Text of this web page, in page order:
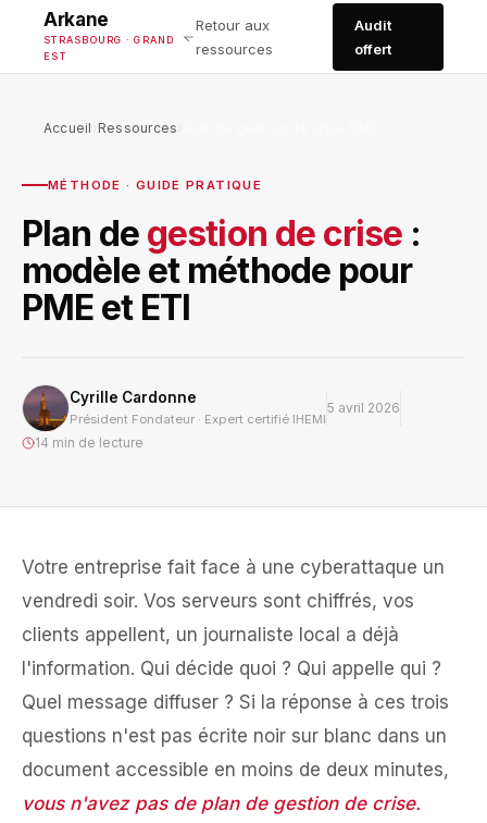
Arkane
STRASBOURG · GRAND
EST
Retour aux
ressources
Audit
offert
Accueil Ressources
MÉTHODE · GUIDE PRATIQUE
Plan de gestion de crise:
modèle et méthode pour
PME et ETI
Cyrille Cardonne
Président Fondateur · Expert certifié IHEMI
5 avril 2026
14 min de lecture
Votre entreprise fait face à une cyberattaque un
vendredi soir. Vos serveurs sont chiffrés, vos
clients appellent, un journaliste local a déjà
l'information. Qui décide quoi ? Qui appelle qui ?
Quel message diffuser ? Si la réponse à ces trois
questions n'est pas écrite noir sur blanc dans un
document accessible en moins de deux minutes,
vous n'avez pas de plan de gestion de crise.